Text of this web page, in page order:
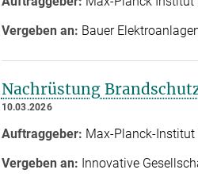
Vergeben an: Bauer
Nachrüstung
10.03.2026
Auftraggeber: Max-Planck-
Vergeben an: Innovative